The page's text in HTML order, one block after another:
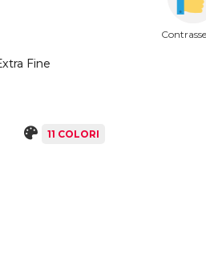
Fine
11 COLORI